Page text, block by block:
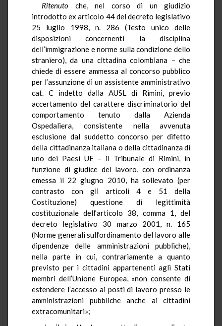
Ritenuto che, nel corso di un giudizio
introdotto ex articolo 44 del decreto legislativo
25 luglio 1998, n. 286 (Testo unico delle
disposizioni concernenti la disciplina
dell’immigrazione e norme sulla condizione dello
straniero), da una cittadina colombiana – che
chiede di essere ammessa al concorso pubblico
per l’assunzione di un assistente amministrativo
cat. C indetto dalla AUSL di Rimini, previo
accertamento del carattere discriminatorio del
comportamento tenuto dalla Azienda
Ospedaliera, consistente nella avvenuta
esclusione dal suddetto concorso per difetto
della cittadinanza italiana o della cittadinanza di
uno dei Paesi UE – il Tribunale di Rimini, in
funzione di giudice del lavoro, con ordinanza
emessa il 22 giugno 2010, ha sollevato (per
contrasto con gli articoli 4 e 51 della
Costituzione) questione di legittimità
costituzionale dell’articolo 38, comma 1, del
decreto legislativo 30 marzo 2001, n. 165
(Norme generali sull’ordinamento del lavoro alle
dipendenze delle amministrazioni pubbliche),
nella parte in cui, contrariamente a quanto
previsto per i cittadini appartenenti agli Stati
membri dell’Unione Europea, «non consente di
estendere l’accesso ai posti di lavoro presso le
amministrazioni pubbliche anche ai cittadini
extracomunitari»;